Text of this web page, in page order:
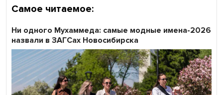
Самое читаемое:
Ни одного Мухаммеда: самые модные имена-2026
назвали в ЗАГСах Новосибирска